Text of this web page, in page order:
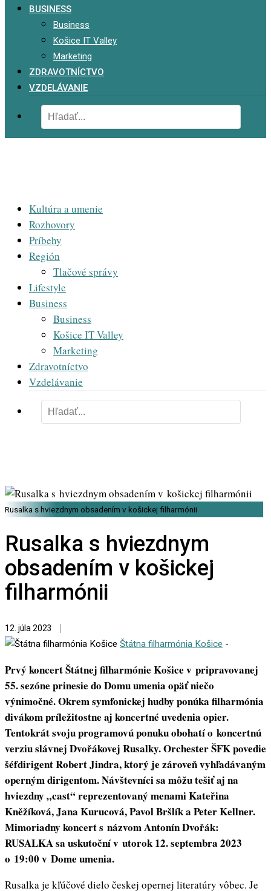
BUSINESS
Business
Košice IT Valley
Marketing
ZDRAVOTNÍCTVO
VZDELÁVANIE
Kultúra a umenie
Rozhovory
Príbehy
Región
Tlačové správy
Lifestyle
Business
Business
Košice IT Valley
Marketing
Zdravotníctvo
Vzdelávanie
Rusalka s hviezdnym obsadením v košickej filharmónii
Rusalka s hviezdnym
obsadením v košickej
filharmónii
12. júla 2023
Štátna filharmónia Košice -
Prvý koncert Štátnej filharmónie Košice v pripravovanej
55. sezóne prinesie do Domu umenia opäť niečo
výnimočné. Okrem symfonickej hudby ponúka filharmónia
divákom príležitostne aj koncertné uvedenia opier.
Tentokrát svoju programovú ponuku obohatí o koncertnú
verziu slávnej Dvořákovej Rusalky. Orchester ŠFK povedie
šéfdirigent Robert Jindra, ktorý je zároveň vyhľadávaným
operným dirigentom. Návštevníci sa môžu tešiť aj na
hviezdny „cast“ reprezentovaný menami Kateřina
Kněžíková, Jana Kurucová, Pavol Bršlík a Peter Kellner.
Mimoriadny koncert s názvom Antonín Dvořák:
RUSALKA sa uskutoční v utorok 12. septembra 2023
o 19:00 v Dome umenia.
Rusalka je kľúčové dielo českej opernej literatúry vôbec. Je